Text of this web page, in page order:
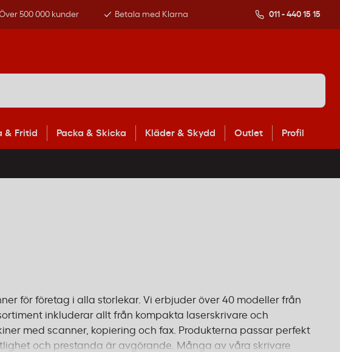
500 000 kunder Betala med Klarna 011 - 440 15 15
& Fritid Packa & Skicka Kläder & Skydd Outlet Profil
för företag i alla storlekar. Vi erbjuder över 40 modeller från
inkluderar allt från kompakta laserskrivare och
med scanner, kopiering och fax. Produkterna passar perfekt
och prestanda är avgörande. Många av våra skrivare